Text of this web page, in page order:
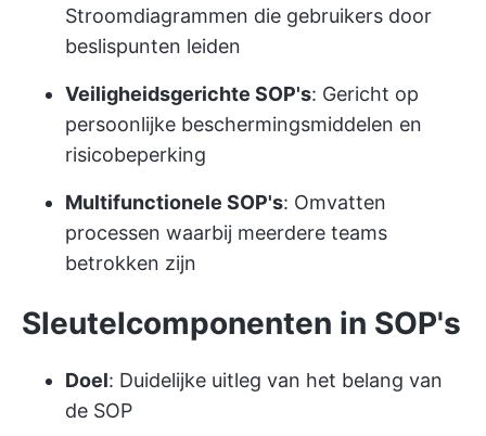
Stroomdiagrammen die gebruikers door
beslispunten leiden
Veiligheidsgerichte SOP's: Gericht op
persoonlijke beschermingsmiddelen en
risicobeperking
Multifunctionele SOP's: Omvatten
processen waarbij meerdere teams
betrokken zijn
Sleutelcomponenten in SOP's
Doel: Duidelijke uitleg van het belang van
de SOP